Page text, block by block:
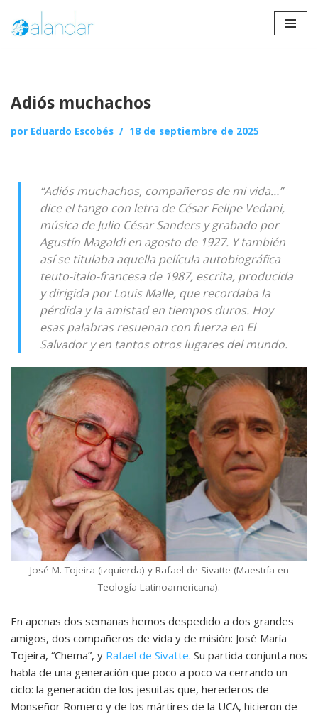
Saltar
Adiós muchachos
por Eduardo Escobés 18 de septiembre de 2025
“Adiós muchachos, compañeros de mi vida…”
dice el tango con letra de César Felipe Vedani,
música de Julio César Sanders y grabado por
Agustín Magaldi en agosto de 1927. Y también
así se titulaba aquella película autobiográfica
teuto-italo-francesa de 1987, escrita, producida
y dirigida por Louis Malle, que recordaba la
pérdida y la amistad en tiempos duros. Hoy
esas palabras resuenan con fuerza en El
Salvador y en tantos otros lugares del mundo.
José M. Tojeira (izquierda) y Rafael de Sivatte (Maestría en
Teología Latinoamericana).
En apenas dos semanas hemos despedido a dos grandes
amigos, dos compañeros de vida y de misión: José María
Tojeira, “Chema”, y Rafael de Sivatte. Su partida conjunta nos
habla de una generación que poco a poco va cerrando un
ciclo: la generación de los jesuitas que, herederos de
Monseñor Romero y de los mártires de la UCA, hicieron de